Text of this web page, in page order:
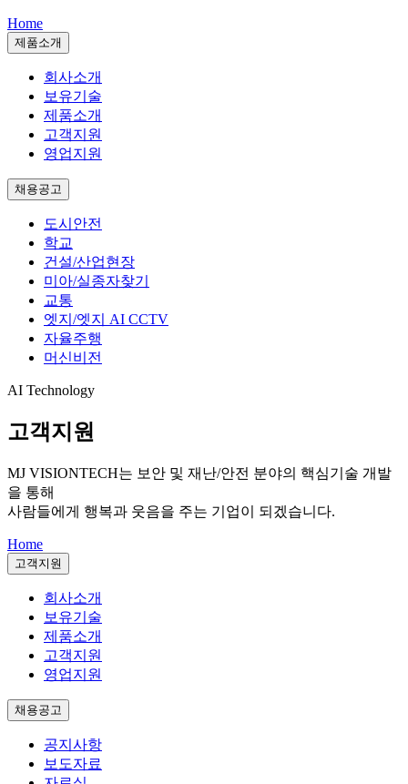
Home
제품소개
회사소개
보유기술
제품소개
고객지원
영업지원
채용공고
도시안전
학교
건설/산업현장
미아/실종자찾기
교통
엣지/엣지 AI CCTV
자율주행
머신비전
AI Technology
고객지원
MJ VISIONTECH는 보안 및 재난/안전 분야의 핵심기술 개발
을 통해
사람들에게 행복과 웃음을 주는 기업이 되겠습니다.
Home
고객지원
회사소개
보유기술
제품소개
고객지원
영업지원
채용공고
공지사항
보도자료